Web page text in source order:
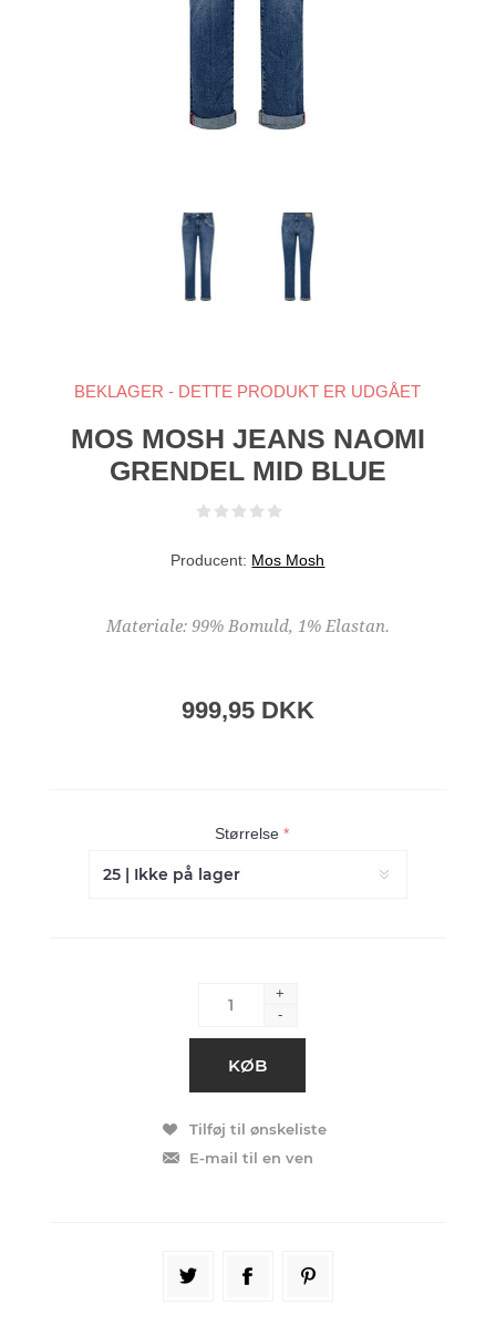
BEKLAGER - DETTE PRODUKT ER UDGÅET
MOS MOSH JEANS NAOMI
GRENDEL MID BLUE
Producent: Mos Mosh
Materiale: 99% Bomuld, 1% Elastan.
999,95 DKK
Størrelse*
+
-